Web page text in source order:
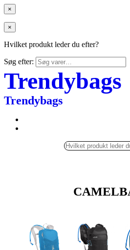
×
×
Hvilket produkt leder du efter?
Søg efter:
Trendybags
Trendybags